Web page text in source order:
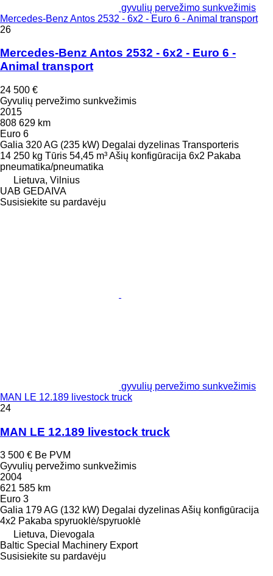
gyvulių pervežimo sunkvežimis
Mercedes-Benz Antos 2532 - 6x2 - Euro 6 - Animal transport
26
Mercedes-Benz Antos 2532 - 6x2 - Euro 6 -
Animal transport
24 500 €
Gyvulių pervežimo sunkvežimis
2015
808 629 km
Euro 6
Galia 320 AG (235 kW) Degalai dyzelinas Transporteris
14 250 kg Tūris 54,45 m³Ašių konfigūracija 6x2 Pakaba
pneumatika/pneumatika
Lietuva, Vilnius
UAB GEDAIVA
Susisiekite su pardavėju
gyvulių pervežimo sunkvežimis
MAN LE 12.189 livestock truck
24
MAN LE 12.189 livestock truck
3 500 € Be PVM
Gyvulių pervežimo sunkvežimis
2004
621 585 km
Euro 3
Galia 179 AG (132 kW) Degalai dyzelinasAšių konfigūracija
4x2 Pakaba spyruoklė/spyruoklė
Lietuva, Dievogala
Baltic Special Machinery Export
Susisiekite su pardavėju